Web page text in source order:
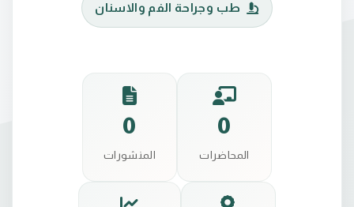
طب وجراحة الفم والاسنان
0
المحاضرات
0
المنشورات